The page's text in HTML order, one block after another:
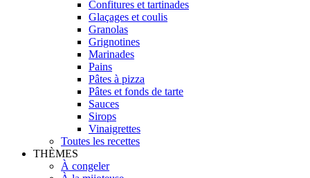
Confitures et tartinades
Glaçages et coulis
Granolas
Grignotines
Marinades
Pains
Pâtes à pizza
Pâtes et fonds de tarte
Sauces
Sirops
Vinaigrettes
Toutes les recettes
THÈMES
À congeler